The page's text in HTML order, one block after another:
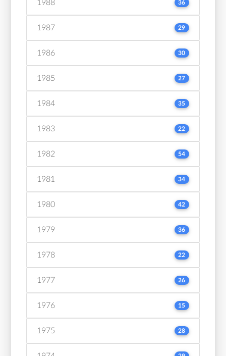
1988 36
1987 29
1986 30
1985 27
1984 35
1983 22
1982 54
1981 34
1980 42
1979 36
1978 22
1977 26
1976 15
1975 28